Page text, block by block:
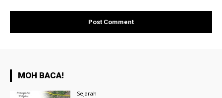
MOH BACA!
Sejarah